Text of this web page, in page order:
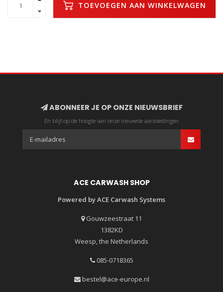
TOEVOEGEN AAN WINKELWAGEN
ABONNEER JE OP ONZE NIEUWSBRIEF
En blijf op de hoogte van onze nieuwste aanbiedingen
ACE CARWASH SHOP
Powered by ACE Carwash Systems
Gouwzeestraat 11
1382KD
Weesp, the Netherlands
085-0718365
bestel@ace-europe.nl